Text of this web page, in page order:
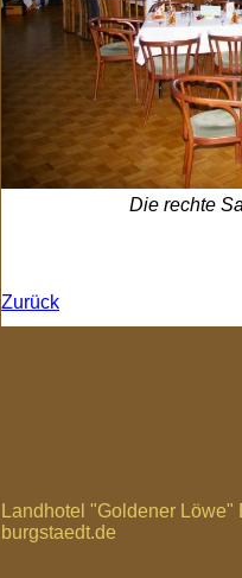
Die rechte
Zurück
Landhotel "Goldener
burgstaedt.de